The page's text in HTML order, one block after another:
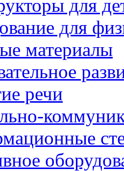
для
для
материалы
речи